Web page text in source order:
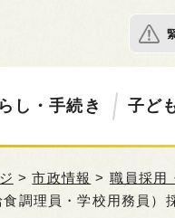
し・手続き 子ど
>市政情報 > 職員採用
調理員・学校用務員）